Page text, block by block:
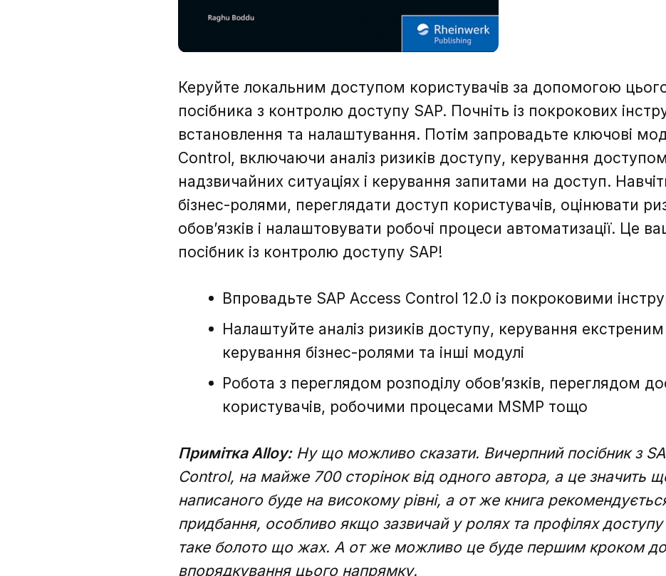
Керуйте локальним доступом користувачів за допомогою
посібника з контролю доступу SAP. Почніть із покрокових
встановлення та налаштування. Потім запровадьте ключові
Control, включаючи аналіз ризиків доступу, керування
надзвичайних ситуаціях і керування запитами на доступ.
бізнес-ролями, переглядати доступ користувачів, оцінювати
обов’язків і налаштовувати робочі процеси автоматизації. Це
посібник із контролю доступу SAP!
Впровадьте SAP Access Control 12.0 із покроковими
Налаштуйте аналіз ризиків доступу, керування
керування бізнес-ролями та інші модулі
Робота з переглядом розподілу обов’язків, переглядом
користувачів, робочими процесами MSMP тощо
Примітка Alloy:Ну що можливо сказати. Вичерпний посібник з
Control, на майже 700 сторінок від одного автора, а це значить
написаного буде на високому рівні, а от же книга
придбання, особливо якщо зазвичай у ролях та профілях доступу
таке болото що жах. А от же можливо це буде першим кроком до
впорядкування цього напрямку.